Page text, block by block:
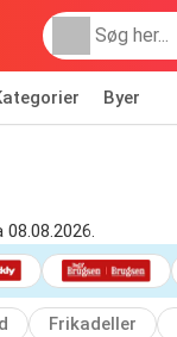
Byer
Frikadeller